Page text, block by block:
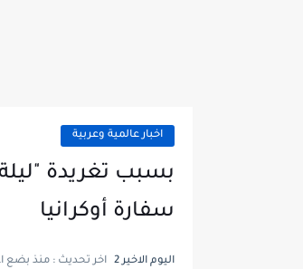
اخبار عالمية وعربية
بسبب تغريدة
سفارة أوكرانيا
اليوم الاخير 2 اخر تحديث : منذ بضع